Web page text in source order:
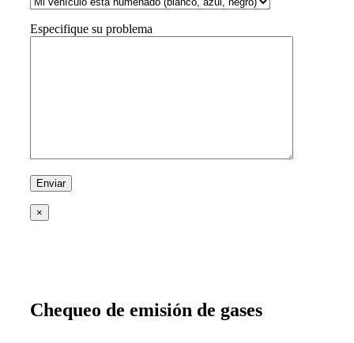
Especifique su problema
×
Chequeo de emisión de gases